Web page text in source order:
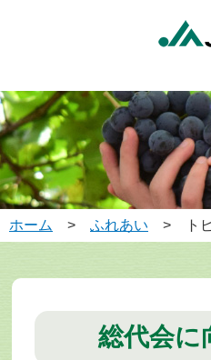
ホーム > ふれあい > トピ
総代会に